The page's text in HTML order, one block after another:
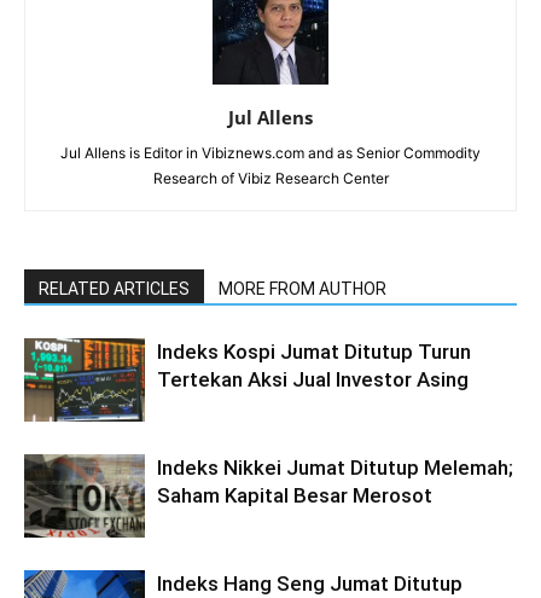
Jul Allens
Jul Allens is Editor in Vibiznews.com and as Senior Commodity
Research of Vibiz Research Center
RELATED ARTICLES MORE FROM AUTHOR
Indeks Kospi Jumat Ditutup Turun
Tertekan Aksi Jual Investor Asing
Indeks Nikkei Jumat Ditutup Melemah;
Saham Kapital Besar Merosot
Indeks Hang Seng Jumat Ditutup